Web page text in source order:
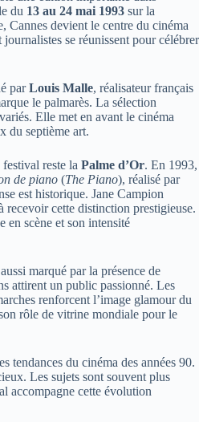
du 13 au 24 mai 1993 sur la
Cannes devient le centre du cinéma
se réunissent pour célébrer
parLouis Malle, réalisateur français
le palmarès. La sélection
Elle met en avant le cinéma
du septième art.
reste la Palme d’Or. En 1993,
de piano (The Piano), réalisé par
est historique. Jane Campion
recevoir cette distinction prestigieuse.
en scène et son intensité
marqué par la présence de
attirent un public passionné. Les
renforcent l’image glamour du
rôle de vitrine mondiale pour le
tendances du cinéma des années 90.
Les sujets sont souvent plus
accompagne cette évolution